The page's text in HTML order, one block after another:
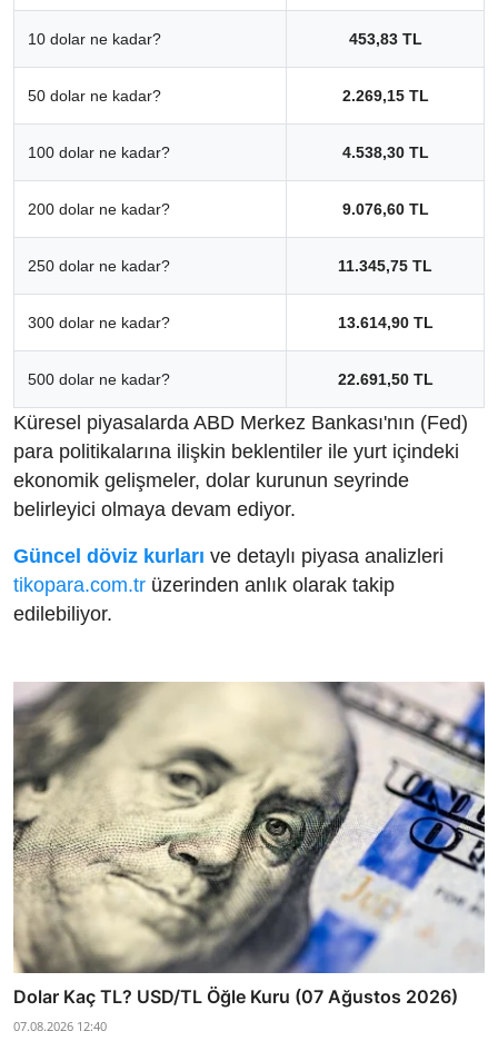
10 dolar ne kadar? 453,83 TL
50 dolar ne kadar? 2.269,15 TL
100 dolar ne kadar? 4.538,30 TL
200 dolar ne kadar? 9.076,60 TL
250 dolar ne kadar? 11.345,75 TL
300 dolar ne kadar? 13.614,90 TL
500 dolar ne kadar? 22.691,50 TL
Küresel piyasalarda ABD Merkez Bankası'nın (Fed)
para politikalarına ilişkin beklentiler ile yurt içindeki
ekonomik gelişmeler, dolar kurunun seyrinde
belirleyici olmaya devam ediyor.
Güncel döviz kurları ve detaylı piyasa analizleri
tikopara.com.tr üzerinden anlık olarak takip
edilebiliyor.
Dolar Kaç TL? USD/TL Öğle Kuru (07 Ağustos 2026)
07.08.2026 12:40